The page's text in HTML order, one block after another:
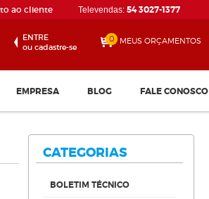
ao cliente Televendas: 54 3027-1377
ENTRE
ou cadastre-se
0 MEUS ORÇAMENTOS
EMPRESA BLOG FALE CONOSCO
CATEGORIAS
BOLETIM TÉCNICO